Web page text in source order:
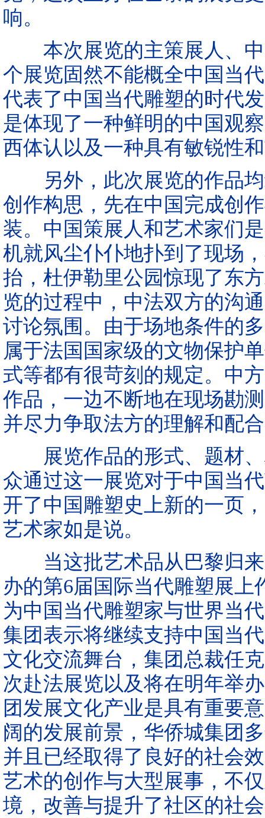
响。
本次展览的主策展人、中
个展览固然不能概全中国当
代表了中国当代雕塑的时代
是体现了一种鲜明的中国观
西体认以及一种具有敏锐性
另外，此次展览的作品均
创作构思，先在中国完成创
装。中国策展人和艺术家们
机就风尘仆仆地扑到了现场
抬，杜伊勒里公园惊现了东
览的过程中，中法双方的沟
讨论氛围。由于场地条件的
属于法国国家级的文物保护
式等都有很苛刻的规定。中
作品，一边不断地在现场勘
并尽力争取法方的理解和配
展览作品的形式、题材、
众通过这一展览对于中国当
开了中国雕塑史上新的一页
艺术家如是说。
当这批艺术品从巴黎归来
办的第6届国际当代雕塑展
为中国当代雕塑家与世界当
集团表示将继续支持中国当
文化交流舞台，集团总裁任
次赴法展览以及将在明年举
团发展文化产业是具有重要
阔的发展前景，华侨城集团
并且已经取得了良好的社会
艺术的创作与大型展事，不
境，改善与提升了社区的社